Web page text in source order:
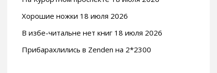
Хорошие ножки 18 июля 2026
В избе-читальне нет книг 18 июля 2026
Прибарахлились в Zenden на 2*2300